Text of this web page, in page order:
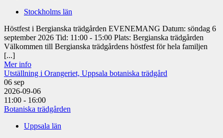
Stockholms län
Höstfest i Bergianska trädgården EVENEMANG Datum: söndag 6
september 2026 Tid: 11:00 - 15:00 Plats: Bergianska trädgården
Välkommen till Bergianska trädgårdens höstfest för hela familjen
[...]
Mer info
Utställning i Orangeriet, Uppsala botaniska trädgård
06 sep
2026-09-06
11:00 - 16:00
Botaniska trädgården
Uppsala län